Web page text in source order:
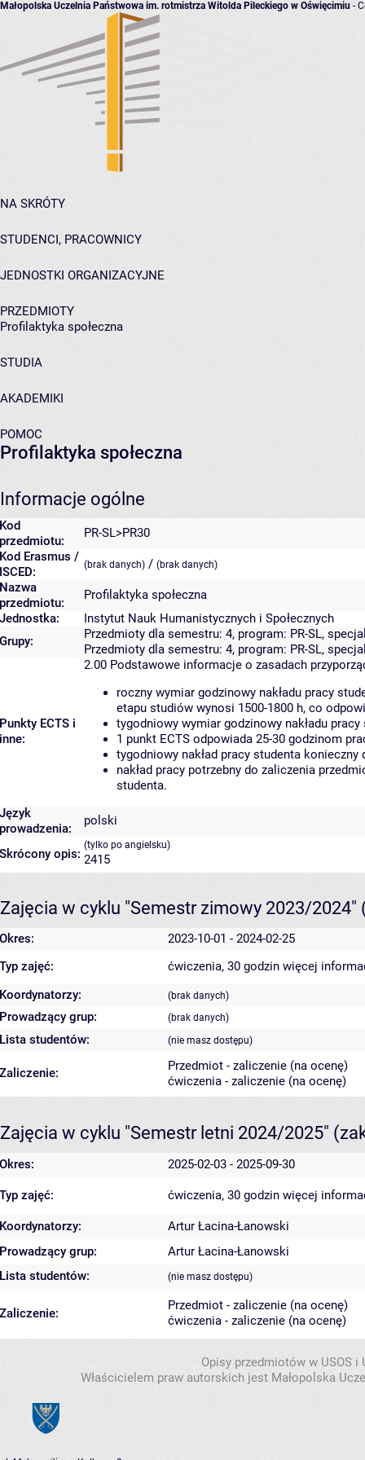
Małopolska Uczelnia Państwowa im. rotmistrza Witolda Pileckiego w Oświęcimiu -
NA SKRÓTY
STUDENCI, PRACOWNICY
JEDNOSTKI ORGANIZACYJNE
PRZEDMIOTY
Profilaktyka społeczna
STUDIA
AKADEMIKI
POMOC
Profilaktyka społeczna
Informacje ogólne
Kod
przedmiotu:
PR-SL>PR30
Kod Erasmus /
ISCED:
(brak danych) / (brak danych)
Nazwa
przedmiotu:
Profilaktyka społeczna
Jednostka:
Instytut Nauk Humanistycznych i Społecznych
Grupy:
Przedmioty dla semestru: 4, program: PR-SL,
Przedmioty dla semestru: 4, program: PR-SL,
Punkty ECTS i
inne:
2.00 Podstawowe informacje o zasadach
roczny wymiar godzinowy nakładu pracy
etapu studiów wynosi 1500-1800 h, co
tygodniowy wymiar godzinowy nakładu
1 punkt ECTS odpowiada 25-30 godzinom
tygodniowy nakład pracy studenta
nakład pracy potrzebny do zaliczenia
studenta.
Język
prowadzenia:
polski
Skrócony opis:
(tylko po angielsku)
2415
Zajęcia w cyklu "Semestr zimowy 2023/2024"
Okres:
2023-10-01 - 2024-02-25
Typ zajęć:
ćwiczenia, 30 godzin więcej
Koordynatorzy:
(brak danych)
Prowadzący grup: (brak danych)
Lista studentów: (nie masz dostępu)
Zaliczenie:
Przedmiot - zaliczenie (na ocenę)
ćwiczenia - zaliczenie (na ocenę)
Zajęcia w cyklu "Semestr letni 2024/2025"
Okres: 2025-02-03 - 2025-09-30
Typ zajęć: ćwiczenia, 30 godzin więcej
Koordynatorzy:
Artur Łacina-Łanowski
Prowadzący grup:
Artur Łacina-Łanowski
Lista studentów:
(nie masz dostępu)
Zaliczenie:
Przedmiot - zaliczenie (na ocenę)
ćwiczenia - zaliczenie (na ocenę)
Opisy przedmiotów w USOS
Właścicielem praw autorskich jest Małopolska